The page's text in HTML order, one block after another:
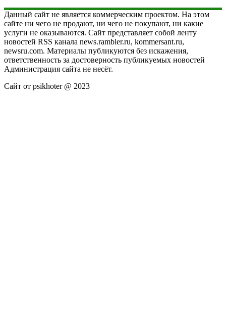
Данный сайт не является коммерческим проектом. На этом
сайте ни чего не продают, ни чего не покупают, ни какие
услуги не оказываются. Сайт представляет собой ленту
новостей RSS канала news.rambler.ru, kommersant.ru,
newsru.com. Материалы публикуются без искажения,
ответственность за достоверность публикуемых новостей
Администрация сайта не несёт.
Сайт от psikhoter @ 2023